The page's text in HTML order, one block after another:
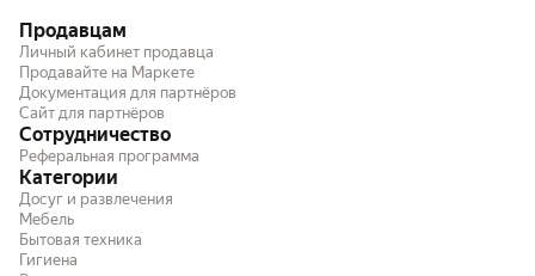
Продавцам
Личный кабинет продавца
Продавайте на Маркете
Документация для партнёров
Сайт для партнёров
Сотрудничество
Реферальная программа
Категории
Досуг и развлечения
Мебель
Бытовая техника
Гигиена